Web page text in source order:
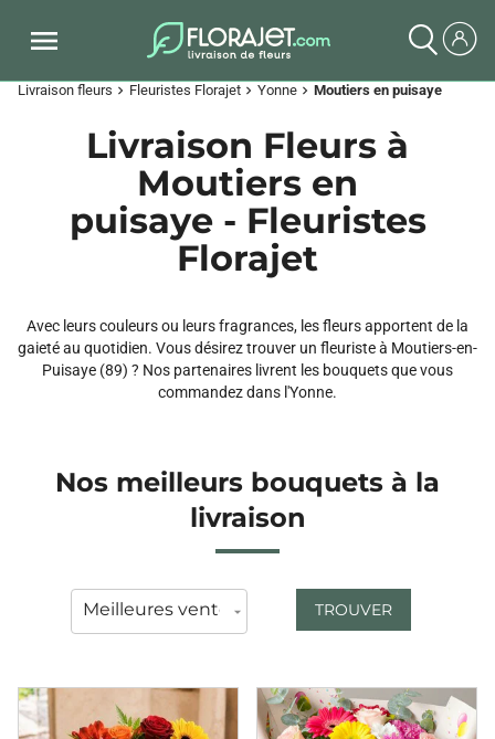
Livraison fleurs chevron_right Fleuristes Florajet chevron_right Yonne chevron_right Moutiers en puisaye
Livraison Fleurs à
Moutiers en
puisaye - Fleuristes
Florajet
Avec leurs couleurs ou leurs fragrances, les fleurs apportent de la
gaieté au quotidien. Vous désirez trouver un fleuriste à Moutiers-en-
Puisaye (89) ? Nos partenaires livrent les bouquets que vous
commandez dans l'Yonne.
Nos meilleurs bouquets à la
livraison
TROUVER